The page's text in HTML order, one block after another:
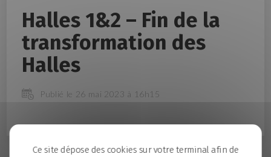
Halles 1&2 – Fin de la
transformation des
Halles
Publié le 26 mai 2023 à 16h15
Ce site dépose des cookies sur votre terminal afin de